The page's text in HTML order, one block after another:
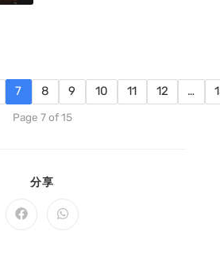
7 8 9 10 11 12 …
Page 7 of 15
分享
CONTENT
Opens
Opens